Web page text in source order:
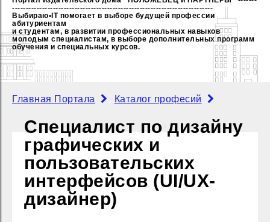
--------------------------------------------------------------------------
Выбираю•IT помогает в выборе будущей профессии
абитуриентам
и студентам, в развитии профессиональных навыков
молодым специалистам, в выборе дополнительных программ
обучения и специальных курсов.
Главная Портала Каталог професий
Специалист по дизайну
графических и
пользовательских
интерфейсов (UI/UX-
дизайнер)